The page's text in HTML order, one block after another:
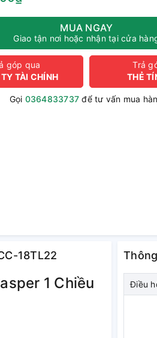
MUA NGAY
Giao tận nơi hoặc nhận tại cửa
góp qua
TÀI CHÍNH
Trả
THẺ
Gọi 0364833737 để tư vấn mua
18TL22
1 Chiều
Điều